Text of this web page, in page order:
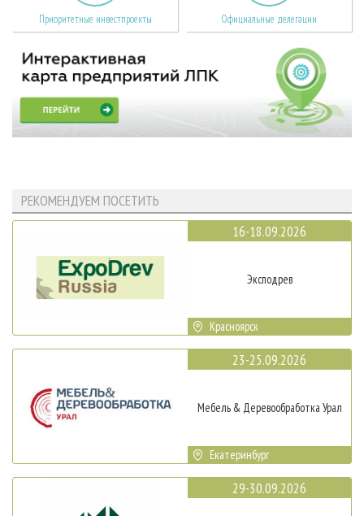
Приоритетные инвестпроекты Официальные делегации
РЕКОМЕНДУЕМ ПОСЕТИТЬ
16-18.09.2026
Эксподрев
Красноярск
23-25.09.2026
Мебель & Деревообработка Урал
Екатеринбург
29-30.09.2026